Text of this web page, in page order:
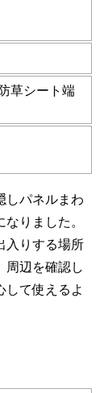
草シート端
しパネルまわ
りました。
入りする場所
周辺を確認し
して使えるよ